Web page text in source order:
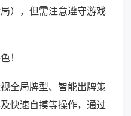
），但需注意遵守游戏
！
全局牌型、智能出牌策
快速自摸等操作，通过